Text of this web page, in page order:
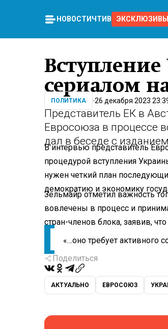
НОВОСТИ ЧТИВО ЭКСКЛЮЗИВЫ
сериалом
ПОЛИТИКА 26 декабря 2023
Представитель ЕК в
Евросоюза в процессе
дал в беседе с изданием
В интервью представитель
процедурой вступления
нужен четкий план
демократию и экономику
Зельмайр отметил важность
вовлечены в процесс и
стран-членов блока, заявив,
«…оно требует активного
Поделиться
АКТУАЛЬНО ЕВРОСОЮЗ